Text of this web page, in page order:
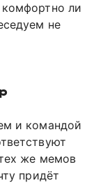
ли
не
и командой
же мемов
придёт